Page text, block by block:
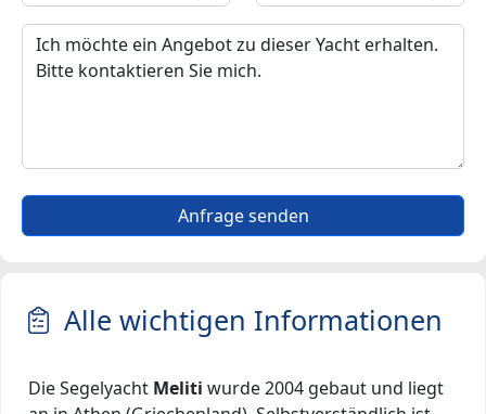
Anfrage senden
Alle wichtigen Informationen
Die Segelyacht Meliti wurde 2004 gebaut und liegt